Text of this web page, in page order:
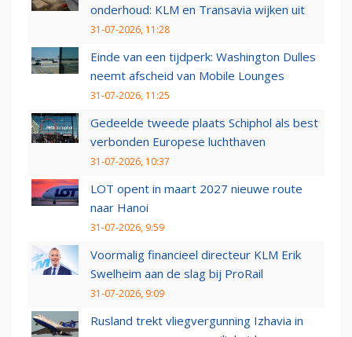
onderhoud: KLM en Transavia wijken uit
31-07-2026, 11:28
Einde van een tijdperk: Washington Dulles
neemt afscheid van Mobile Lounges
31-07-2026, 11:25
Gedeelde tweede plaats Schiphol als best
verbonden Europese luchthaven
31-07-2026, 10:37
LOT opent in maart 2027 nieuwe route
naar Hanoi
31-07-2026, 9:59
Voormalig financieel directeur KLM Erik
Swelheim aan de slag bij ProRail
31-07-2026, 9:09
Rusland trekt vliegvergunning Izhavia in